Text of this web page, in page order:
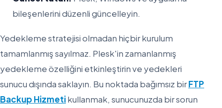
bileşenlerini düzenli güncelleyin.
Yedekleme stratejisi olmadan hiçbir kurulum
tamamlanmış sayılmaz. Plesk'in zamanlanmış
yedekleme özelliğini etkinleştirin ve yedekleri
sunucu dışında saklayın. Bu noktada bağımsız birFTP
Backup Hizmetikullanmak, sunucunuzda bir sorun